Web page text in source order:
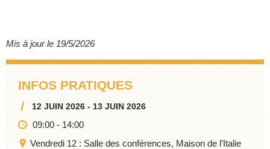
Mis à jour le 19/5/2026
INFOS PRATIQUES
12 JUIN 2026 - 13 JUIN 2026
09:00 - 14:00
Vendredi 12 : Salle des conférences, Maison de l’Italie